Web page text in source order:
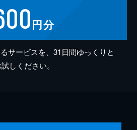
円分
サービスを、31日間ゆっくりと
しください。